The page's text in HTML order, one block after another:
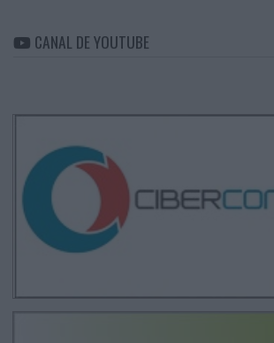
CANAL DE YOUTUBE